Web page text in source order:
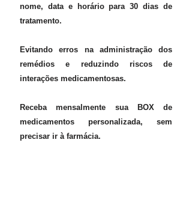
nome, data e horário para 30 dias de
tratamento.
Evitando erros na administração dos
remédios e reduzindo riscos de
interações medicamentosas.
​Receba mensalmente sua BOX de
medicamentos personalizada, sem
precisar ir à farmácia.